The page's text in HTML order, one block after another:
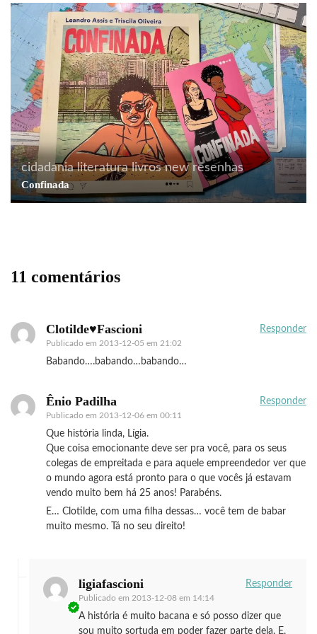
cidadania literatura livros new resenhas
Confinada
11 comentários
Clotilde♥Fascioni
Publicado em 2013-12-05 em 21:02
Responder
Babando….babando…babando…
Ênio Padilha
Publicado em 2013-12-06 em 00:11
Responder
Que história linda, Lígia.
Que coisa emocionante deve ser pra você, para os seus
colegas de empreitada e para aquele empreendedor ver que
o mundo agora está pronto para o que vocês já estavam
vendo muito bem há 25 anos! Parabéns.
E… Clotilde, com uma filha dessas… você tem de babar
muito mesmo. Tá no seu direito!
ligiafascioni
Publicado em 2013-12-08 em 14:14
Responder
A história é muito bacana e só posso dizer que
sou muito sortuda em poder fazer parte dela. E,